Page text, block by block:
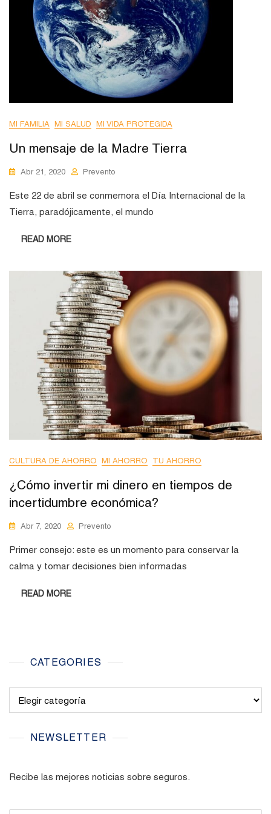
MI FAMILIA MI SALUD MI VIDA PROTEGIDA
Un mensaje de la Madre Tierra
Abr 21, 2020 Prevento
Este 22 de abril se conmemora el Día Internacional de la
Tierra, paradójicamente, el mundo
READ MORE
CULTURA DE AHORRO MI AHORRO TU AHORRO
¿Cómo invertir mi dinero en tiempos de
incertidumbre económica?
Abr 7, 2020 Prevento
Primer consejo: este es un momento para conservar la
calma y tomar decisiones bien informadas
READ MORE
CATEGORIES
NEWSLETTER
Recibe las mejores noticias sobre seguros.